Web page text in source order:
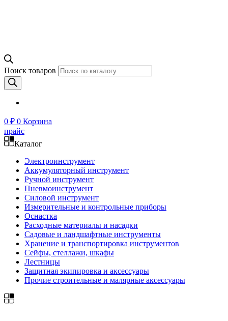
Поиск товаров
0 ₽ 0 Корзина
прайс
Каталог
Электроинструмент
Аккумуляторный инструмент
Ручной инструмент
Пневмоинструмент
Силовой инструмент
Измерительные и контрольные приборы
Оснастка
Расходные материалы и насадки
Садовые и ландшафтные инструменты
Хранение и транспортировка инструментов
Сейфы, стеллажи, шкафы
Лестницы
Защитная экипировка и аксессуары
Прочие строительные и малярные аксессуары